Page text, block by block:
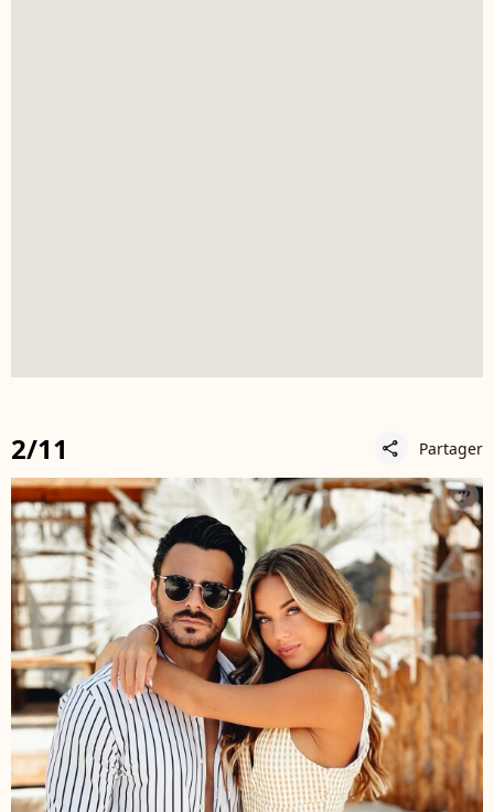
2/11 share Partager